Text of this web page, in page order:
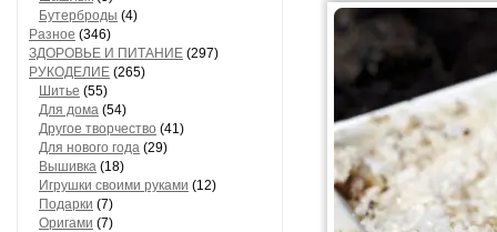
Бутерброды (4)
Разное (346)
ЗДОРОВЬЕ И ПИТАНИЕ (297)
РУКОДЕЛИЕ (265)
Шитье (55)
Для дома (54)
Другое творчество (41)
Для нового года (29)
Вышивка (18)
Игрушки своими руками (12)
Подарки (7)
Оригами (7)